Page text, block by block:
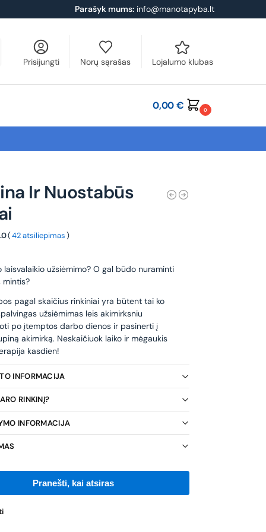
Parašyk mums: info@manotapyba.lt
Prisijungti Norų sąrašas Lojalumo klubas
0,00€ 0
Ir Nuostabūs
(42 atsiliepimas)
laisvalaikio užsiėmimo? O gal būdo nuraminti
mintis?
pagal skaičius rinkiniai yra būtent tai ko
užsiėmimas leis akimirksniu
po įtemptos darbo dienos ir pasinerti į
akimirką. Neskaičiuok laiko ir mėgaukis
kasdien!
INFORMACIJA
RINKINĮ?
INFORMACIJA